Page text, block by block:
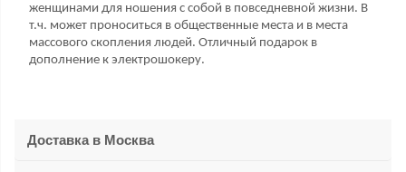
женщинами для ношения с собой в повседневной жизни. В
т.ч. может проноситься в общественные места и в места
массового скопления людей. Отличный подарок в
дополнение к электрошокеру.
Доставка в Москва